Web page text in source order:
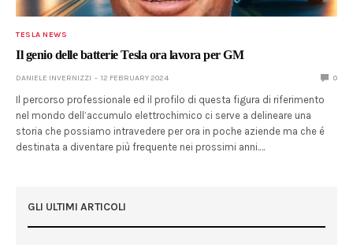
TESLA NEWS
Il genio delle batterie Tesla ora lavora per GM
DANIELE INVERNIZZI 12 FEBRUARY 2024 0
Il percorso professionale ed il profilo di questa figura di riferimento
nel mondo dell’accumulo elettrochimico ci serve a delineare una
storia che possiamo intravedere per ora in poche aziende ma che é
destinata a diventare più frequente nei prossimi anni.…
GLI ULTIMI ARTICOLI